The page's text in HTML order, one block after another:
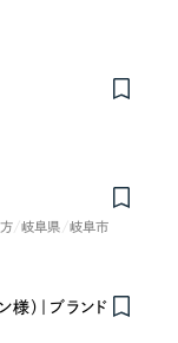
岐阜県 岐阜市
）｜ブランド